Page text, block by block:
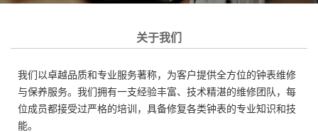
关于我们
我们以卓越品质和专业服务著称，为客户提供全方位的钟表维修
与保养服务。我们拥有一支经验丰富、技术精湛的维修团队，每
位成员都接受过严格的培训，具备修复各类钟表的专业知识和技
能。